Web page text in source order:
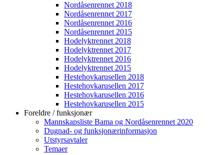
Nordåsenrennet 2018
Nordåsenrennet 2017
Nordåsenrennet 2016
Nordåsenrennet 2015
Hodelyktrennet 2018
Hodelyktrennet 2017
Hodelyktrennet 2016
Hodelyktrennet 2015
Hestehovkarusellen 2018
Hestehovkarusellen 2017
Hestehovkarusellen 2016
Hestehovkarusellen 2015
Foreldre / funksjonær
Mannskapsliste Bama og Nordåsenrennet 2020
Dugnad- og funksjonærinformasjon
Utstyrsavtaler
Temaer